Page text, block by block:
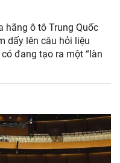
hãng ô tô Trung Quốc
dấy lên câu hỏi liệu
đang tạo ra một “làn